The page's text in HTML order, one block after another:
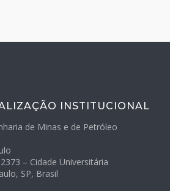
INSTITUCIONAL
de Minas e de Petróleo
– Cidade Universitária
SP, Brasil